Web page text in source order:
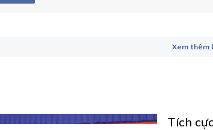
Xem thêm
Tích